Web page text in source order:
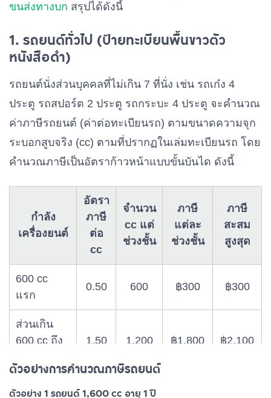
ขนส่งทางบก สรุปได้ดังนี้
1. รถยนต์ทั่วไป (ป้ายทะเบียนพื้นขาวตัว
หนังสือดำ)
รถยนต์นั่งส่วนบุคคลที่ไม่เกิน 7 ที่นั่ง เช่น รถเก๋ง 4
ประตู รถสปอร์ต 2 ประตู รถกระบะ 4 ประตู จะคำนวณ
ค่าภาษีรถยนต์ (ค่าต่อทะเบียนรถ) ตามขนาดความจุก
ระบอกสูบจริง (cc) ตามที่ปรากฏในเล่มทะเบียนรถ โดย
คำนวณภาษีเป็นอัตราก้าวหน้าแบบขั้นบันได ดังนี้
กำลัง
เครื่องยนต์
อัตรา
ภาษี
ต่อ
cc
จำนวน
cc แต่
ช่วงชั้น
ภาษี
แต่ละ
ช่วงชั้น
ภาษี
สะสม
สูงสุด
600 cc
แรก
0.50 600 ฿300 ฿300
ส่วนเกิน
600 cc ถึง
1.50 1,200 ฿1,800 ฿2,100
4.00 ∞
ตัวอย่างการคำนวณภาษีรถยนต์
ตัวอย่าง 1 รถยนต์ 1,600 cc อายุ 1 ปี